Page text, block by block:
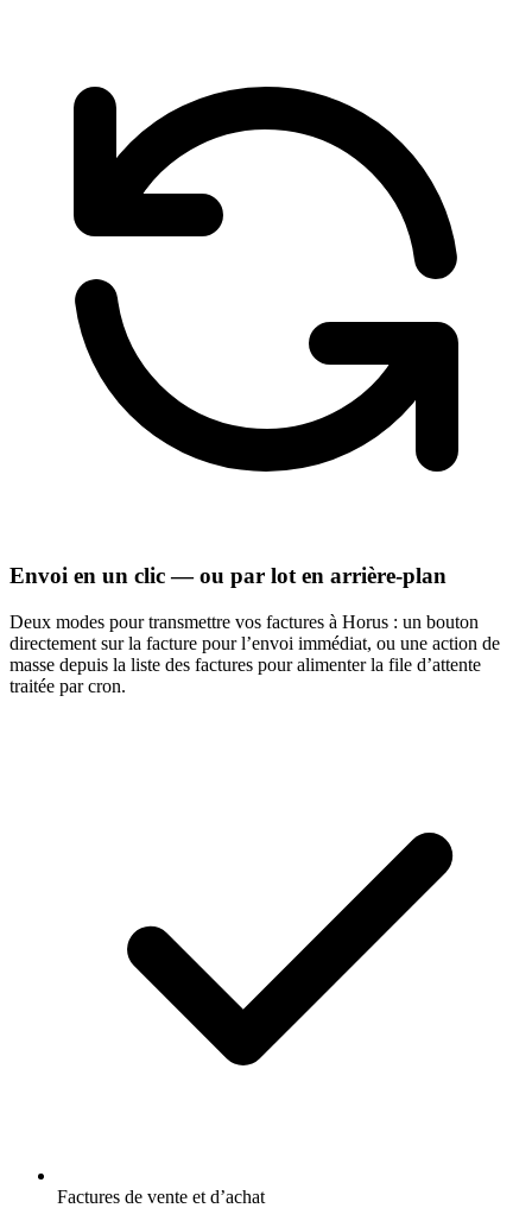
Envoi en un clic — ou par lot en arrière-plan
Deux modes pour transmettre vos factures à Horus : un bouton
directement sur la facture pour l’envoi immédiat, ou une action de
masse depuis la liste des factures pour alimenter la file d’attente
traitée par cron.
Factures de vente et d’achat